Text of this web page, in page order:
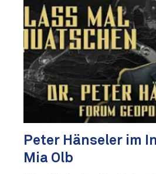
Peter Hänseler im
Mia Olb